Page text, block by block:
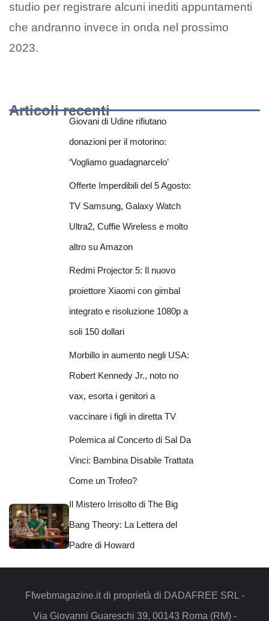
studio per registrare alcuni inediti appuntamenti
che andranno invece in onda nel prossimo
2023.
Articoli recenti
Giovani di Udine rifiutano
donazioni per il motorino:
‘Vogliamo guadagnarcelo’
Offerte Imperdibili del 5 Agosto:
TV Samsung, Galaxy Watch
Ultra2, Cuffie Wireless e molto
altro su Amazon
Redmi Projector 5: Il nuovo
proiettore Xiaomi con gimbal
integrato e risoluzione 1080p a
soli 150 dollari
Morbillo in aumento negli USA:
Robert Kennedy Jr., noto no
vax, esorta i genitori a
vaccinare i figli in diretta TV
Polemica al Concerto di Sal Da
Vinci: Bambina Disabile Trattata
Come un Trofeo?
Il Mistero Irrisolto di The Big
Bang Theory: La Lettera del
Padre di Howard
Ffwebmagazine.it di proprietà di DADAFREE SRL -
Via Giovanni Guareschi 39, 00143 Roma (RM) -